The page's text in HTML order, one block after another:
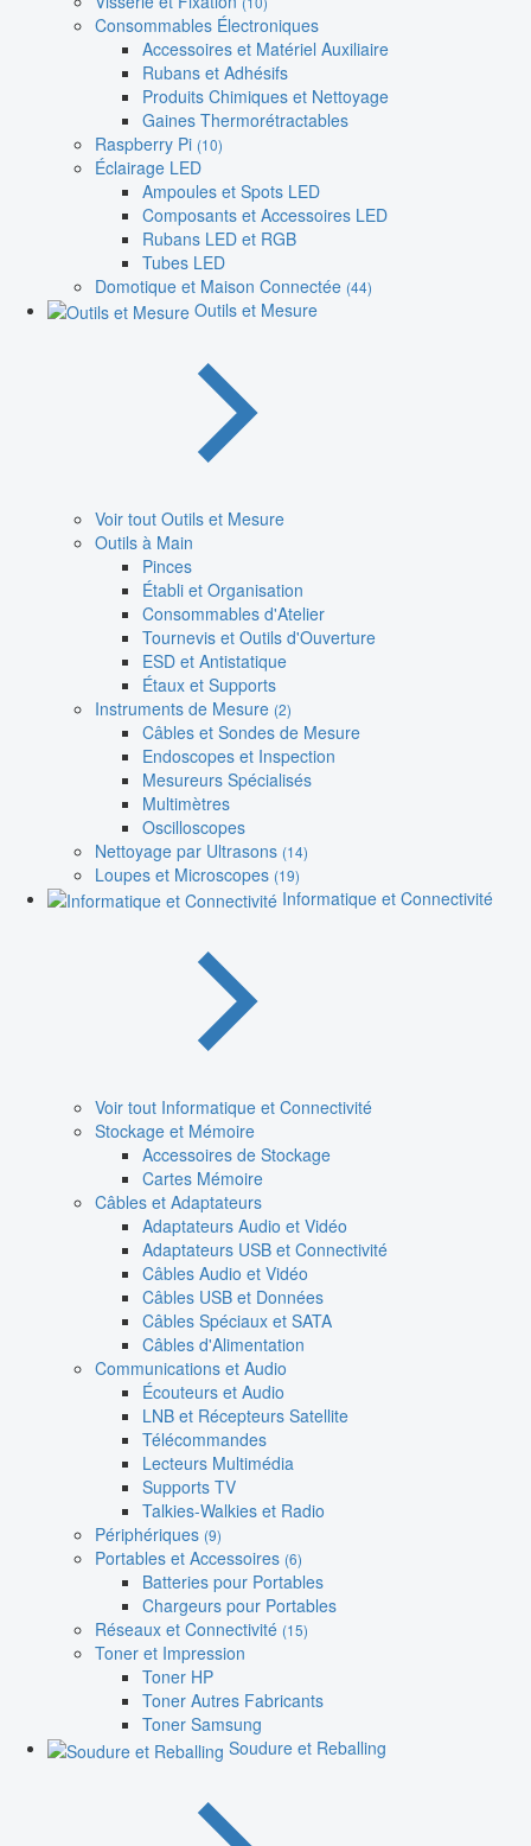
Consommables Électroniques
Accessoires et Matériel Auxiliaire
Rubans et Adhésifs
Produits Chimiques et Nettoyage
Gaines Thermorétractables
Raspberry Pi (10)
Éclairage LED
Ampoules et Spots LED
Composants et Accessoires LED
Rubans LED et RGB
Tubes LED
Domotique et Maison Connectée (44)
Outils et Mesure
Voir tout Outils et Mesure
Outils à Main
Pinces
Établi et Organisation
Consommables d'Atelier
Tournevis et Outils d'Ouverture
ESD et Antistatique
Étaux et Supports
Instruments de Mesure (2)
Câbles et Sondes de Mesure
Endoscopes et Inspection
Mesureurs Spécialisés
Multimètres
Oscilloscopes
Nettoyage par Ultrasons (14)
Loupes et Microscopes (19)
Informatique et Connectivité
Voir tout Informatique et Connectivité
Stockage et Mémoire
Accessoires de Stockage
Cartes Mémoire
Câbles et Adaptateurs
Adaptateurs Audio et Vidéo
Adaptateurs USB et Connectivité
Câbles Audio et Vidéo
Câbles USB et Données
Câbles Spéciaux et SATA
Câbles d'Alimentation
Communications et Audio
Écouteurs et Audio
LNB et Récepteurs Satellite
Télécommandes
Lecteurs Multimédia
Supports TV
Talkies-Walkies et Radio
Périphériques (9)
Portables et Accessoires (6)
Batteries pour Portables
Chargeurs pour Portables
Réseaux et Connectivité (15)
Toner et Impression
Toner HP
Toner Autres Fabricants
Toner Samsung
Soudure et Reballing